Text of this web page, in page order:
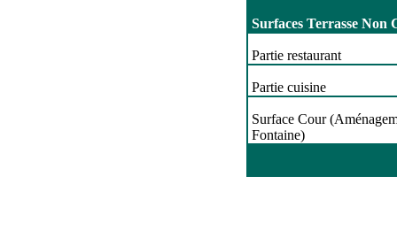
Surfaces Terrasse Non
Partie restaurant
Partie cuisine
Surface Cour
Fontaine)